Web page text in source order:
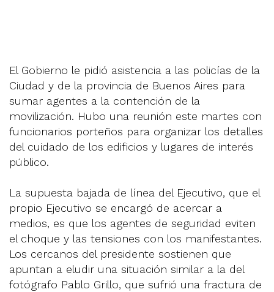
El Gobierno le pidió asistencia a las policías de la
Ciudad y de la provincia de Buenos Aires para
sumar agentes a la contención de la
movilización. Hubo una reunión este martes con
funcionarios porteños para organizar los detalles
del cuidado de los edificios y lugares de interés
público.
La supuesta bajada de línea del Ejecutivo, que el
propio Ejecutivo se encargó de acercar a
medios, es que los agentes de seguridad eviten
el choque y las tensiones con los manifestantes.
Los cercanos del presidente sostienen que
apuntan a eludir una situación similar a la del
fotógrafo Pablo Grillo, que sufrió una fractura de